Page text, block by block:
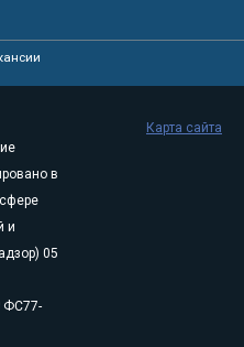
в
и
05
ФС77-
Карта сайта